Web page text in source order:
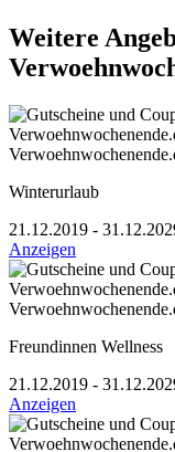
Weitere
Winterurlaub
21.12.2019 -
Anzeigen
Freundinnen Wellness
21.12.2019 -
Anzeigen